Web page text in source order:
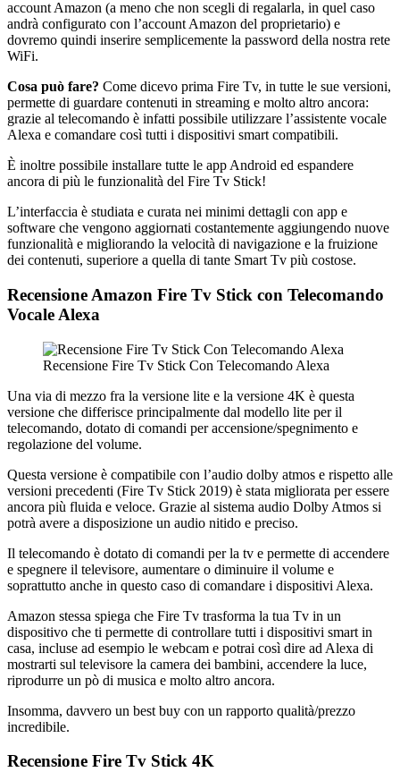
account Amazon (a meno che non scegli di regalarla, in quel caso
andrà configurato con l’account Amazon del proprietario) e
dovremo quindi inserire semplicemente la password della nostra rete
WiFi.
Cosa può fare? Come dicevo prima Fire Tv, in tutte le sue versioni,
permette di guardare contenuti in streaming e molto altro ancora:
grazie al telecomando è infatti possibile utilizzare l’assistente vocale
Alexa e comandare così tutti i dispositivi smart compatibili.
È inoltre possibile installare tutte le app Android ed espandere
ancora di più le funzionalità del Fire Tv Stick!
L’interfaccia è studiata e curata nei minimi dettagli con app e
software che vengono aggiornati costantemente aggiungendo nuove
funzionalità e migliorando la velocità di navigazione e la fruizione
dei contenuti, superiore a quella di tante Smart Tv più costose.
Recensione Amazon Fire Tv Stick con Telecomando
Vocale Alexa
Recensione Fire Tv Stick Con Telecomando Alexa
Una via di mezzo fra la versione lite e la versione 4K è questa
versione che differisce principalmente dal modello lite per il
telecomando, dotato di comandi per accensione/spegnimento e
regolazione del volume.
Questa versione è compatibile con l’audio dolby atmos e rispetto alle
versioni precedenti (Fire Tv Stick 2019) è stata migliorata per essere
ancora più fluida e veloce. Grazie al sistema audio Dolby Atmos si
potrà avere a disposizione un audio nitido e preciso.
Il telecomando è dotato di comandi per la tv e permette di accendere
e spegnere il televisore, aumentare o diminuire il volume e
soprattutto anche in questo caso di comandare i dispositivi Alexa.
Amazon stessa spiega che Fire Tv trasforma la tua Tv in un
dispositivo che ti permette di controllare tutti i dispositivi smart in
casa, incluse ad esempio le webcam e potrai così dire ad Alexa di
mostrarti sul televisore la camera dei bambini, accendere la luce,
riprodurre un pò di musica e molto altro ancora.
Insomma, davvero un best buy con un rapporto qualità/prezzo
incredibile.
Recensione Fire Tv Stick 4K